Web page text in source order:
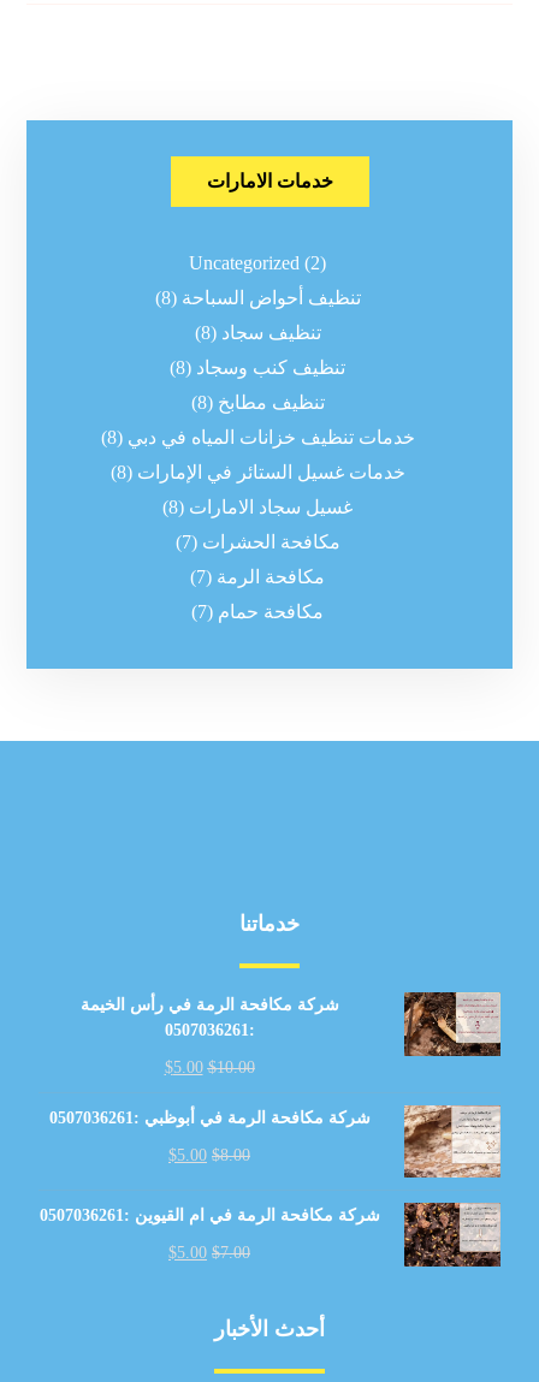
خدمات الامارات
Uncategorized (2)
تنظيف أحواض السباحة (8)
تنظيف سجاد (8)
تنظيف كنب وسجاد (8)
تنظيف مطابخ (8)
خدمات تنظيف خزانات المياه في دبي (8)
خدمات غسيل الستائر في الإمارات (8)
غسيل سجاد الامارات (8)
مكافحة الحشرات (7)
مكافحة الرمة (7)
مكافحة حمام (7)
خدماتنا
شركة مكافحة الرمة في رأس الخيمة
:0507036261
$10.00
$5.00
شركة مكافحة الرمة في أبوظبي :0507036261
$8.00
$5.00
شركة مكافحة الرمة في ام القيوين :0507036261
$7.00
$5.00
أحدث الأخبار